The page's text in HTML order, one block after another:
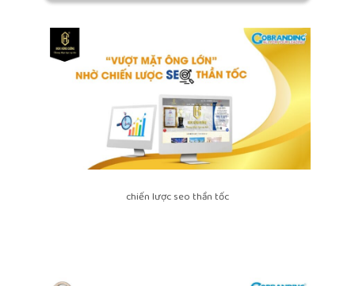
chiến lược seo thần tốc